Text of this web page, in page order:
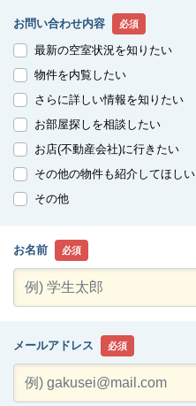
お問い合わせ内容 必須
最新の空室状況を知りたい
物件を内覧したい
さらに詳しい情報を知りたい
お部屋探しを相談したい
お店(不動産会社)に行きたい
その他の物件も紹介してほしい
その他
お名前 必須
メールアドレス 必須